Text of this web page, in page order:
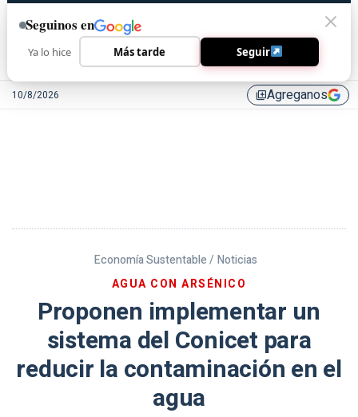
10/8/2026 library_addAgreganos
Economía Sustentable / Noticias
AGUA CON ARSÉNICO
Proponen implementar un
sistema del Conicet para
reducir la contaminación en el
agua
Seguinos en
Ya lo hice Más tarde Seguir